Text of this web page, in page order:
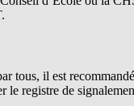
tous, il est
le registre de